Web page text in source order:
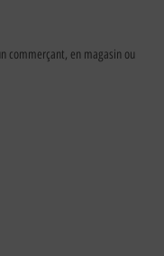
commerçant, en magasin ou